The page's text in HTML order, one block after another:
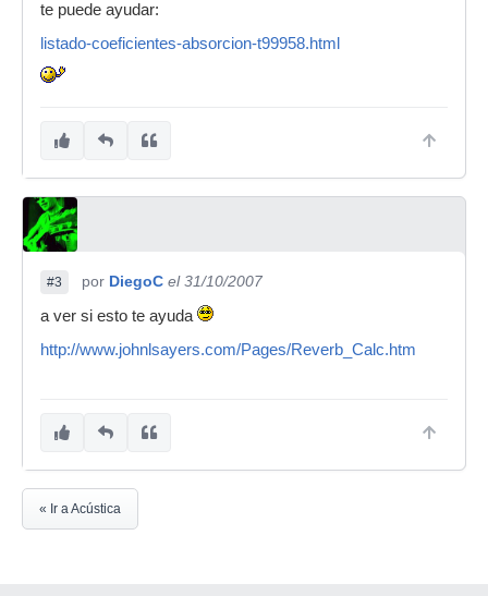
te puede ayudar:
listado-coeficientes-absorcion-t99958.html
#3 por DiegoC el 31/10/2007
a ver si esto te ayuda
http://www.johnlsayers.com/Pages/Reverb_Calc.htm
« Ir a Acústica